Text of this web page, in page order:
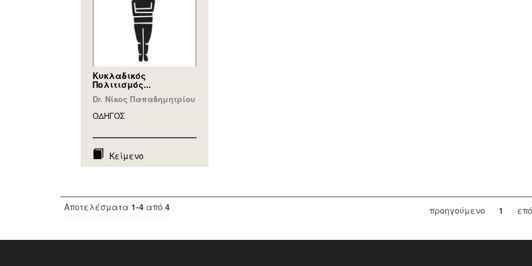
Κυκλαδικός
Πολιτισμός...
Dr. Νίκος Παπαδημητρίου
ΟΔΗΓΟΣ
Κείμενο
Αποτελέσματα 1-4 από 4 προηγούμενο 1